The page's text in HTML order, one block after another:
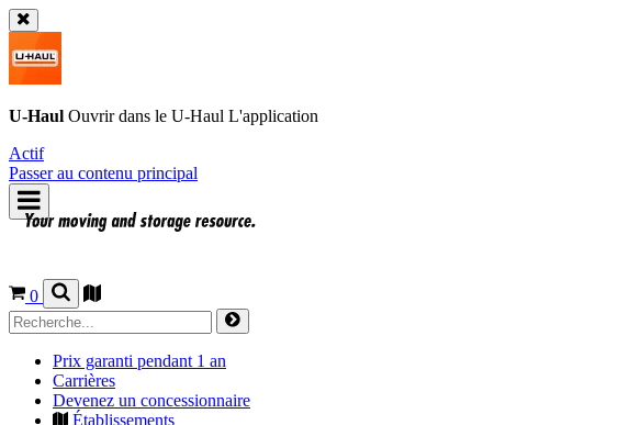
U-Haul Ouvrir dans le U-Haul L'application
Actif
Passer au contenu principal
0
Prix garanti pendant 1 an
Carrières
Devenez un concessionnaire
Établissements